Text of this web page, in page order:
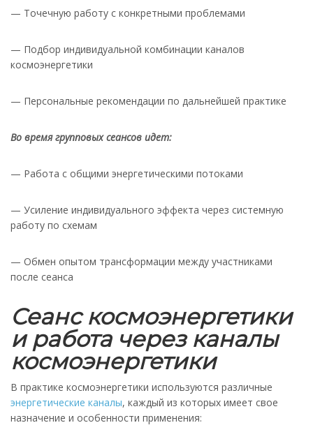
— Точечную работу с конкретными проблемами
— Подбор индивидуальной комбинации каналов
космоэнергетики
— Персональные рекомендации по дальнейшей практике
Во время групповых сеансов идет:
— Работа с общими энергетическими потоками
— Усиление индивидуального эффекта через системную
работу по схемам
— Обмен опытом трансформации между участниками
после сеанса
Сеанс космоэнергетики
и работа через каналы
космоэнергетики
В практике космоэнергетики используются различные
энергетические каналы, каждый из которых имеет свое
назначение и особенности применения: